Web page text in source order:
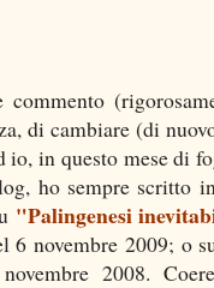
di cambiare (di
io, in questo mese di
ho sempre scritto
"Palingenesi
6 novembre 2009; o
2008.